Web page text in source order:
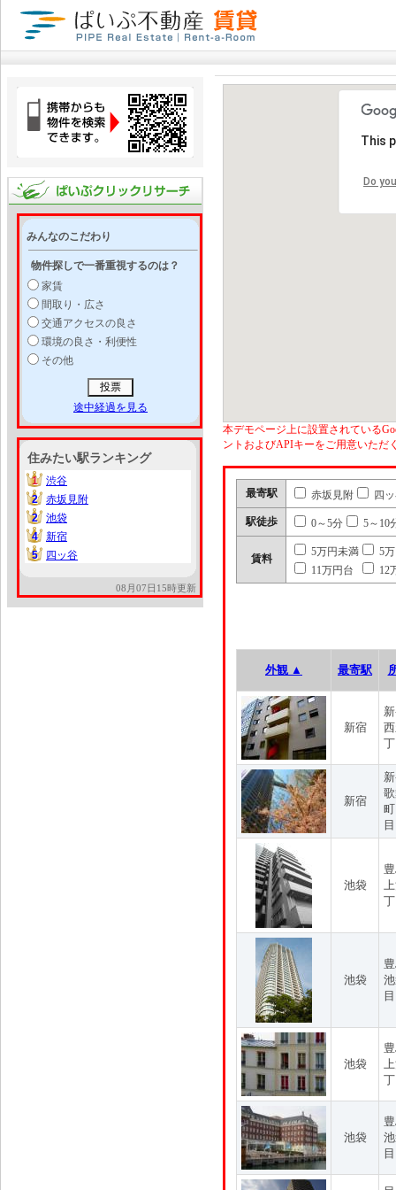
みんなのこだわり
物件探しで一番重視するのは？
家賃
間取り・広さ
交通アクセスの良さ
環境の良さ・利便性
その他
途中経過を見る
住みたい駅ランキング
1
1
渋谷
2
2
赤坂見附
2
2
池袋
4
4
新宿
5
5 四ッ谷
08月07日15時更新
This
Do
本デモページ上に設置されている
ントおよびAPIキーをご用意いただ
最寄駅 赤坂見附 四
駅徒歩 0～5分 5～10
賃料
5万円未満
5
11万円台
12
外観 ▲ 最寄駅
新宿
新宿
目
池袋
池袋
目
池袋
池袋